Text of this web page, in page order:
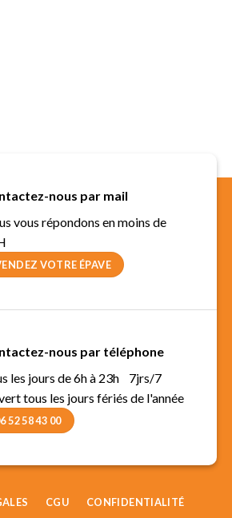
nous par mail
vous répondons en moins de
VOTRE ÉPAVE
nous par téléphone
les jours de 6h à 23h 7jrs/7
tous les jours fériés de l'année
52 58 43 00
CGU CONFIDENTIALITÉ